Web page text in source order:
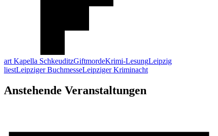
art Kapella SchkeuditzGiftmordeKrimi-LesungLeipzig
liestLeipziger BuchmesseLeipziger Kriminacht
Anstehende Veranstaltungen